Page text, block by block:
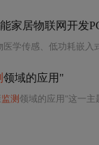
家居物联网开发
医学传感、低功耗嵌入
领域的应用"
监测 领域的应用"这一主题深度融合了